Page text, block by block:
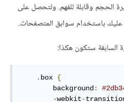
الحجم وقابلة للفهم. ولتحصل على
باستخدام سوابق المتصفحات.
ستكون هكذا:
. box {
        background
:
-webkit-